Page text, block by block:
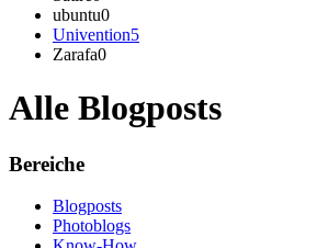
ubuntu0
Univention5
Zarafa0
Alle Blogposts
Bereiche
Blogposts
Photoblogs